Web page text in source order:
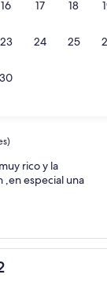
16 17 18
23 24 25
30
rico y la
,en especial una